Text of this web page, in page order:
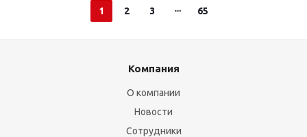
1 2 3 65
Компания
О компании
Новости
Сотрудники